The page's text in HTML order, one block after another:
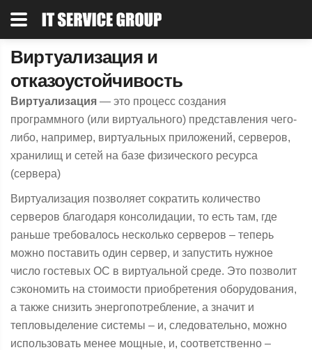
Виртуализация и
отказоустойчивость
Виртуализация — это процесс создания
программного (или виртуального) представления чего-
либо, например, виртуальных приложений, серверов,
хранилищ и сетей на базе физического ресурса
(сервера)
Виртуализация позволяет сократить количество
серверов благодаря консолидации, то есть там, где
раньше требовалось несколько серверов – теперь
можно поставить один сервер, и запустить нужное
число гостевых ОС в виртуальной среде. Это позволит
сэкономить на стоимости приобретения оборудования,
а также снизить энергопотребление, а значит и
тепловыделение системы – и, следовательно, можно
использовать менее мощные, и, соответственно –